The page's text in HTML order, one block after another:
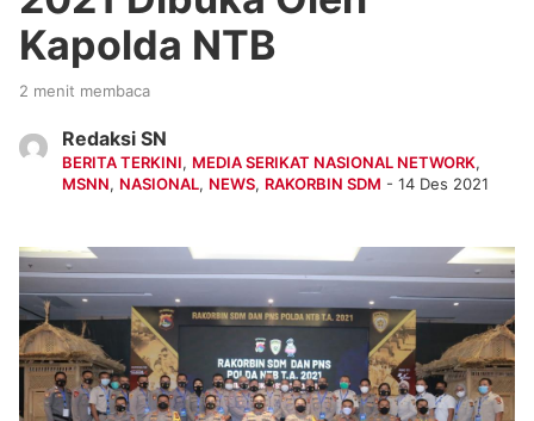
Kapolda NTB
2 menit membaca
Redaksi SN
BERITA TERKINI, MEDIA SERIKAT NASIONAL NETWORK,
MSNN, NASIONAL, NEWS, RAKORBIN SDM - 14 Des 2021